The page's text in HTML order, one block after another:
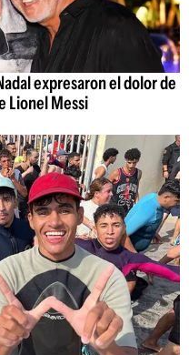
expresaron el dolor de
Lionel Messi